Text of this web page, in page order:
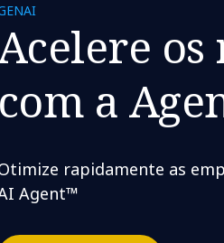
com a
rapidamente as
Agent™